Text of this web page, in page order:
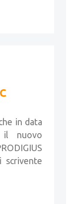
in data
nuovo
scrivente